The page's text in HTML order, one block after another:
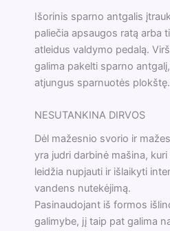
Išorinis sparno antgalis
paliečia apsaugos ratą arba
atleidus valdymo pedalą.
galima pakelti sparno
atjungus sparnuotės plokštę.
NESUTANKINA DIRVOS
Dėl mažesnio svorio ir
yra judri darbinė mašina,
leidžia nupjauti ir išlaikyti
vandens nutekėjimą.
Pasinaudojant iš formos
galimybe, jį taip pat galima